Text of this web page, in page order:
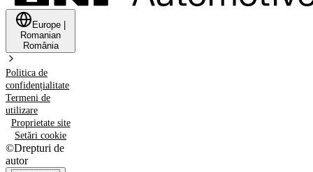
Europe
Romanian
România
Politica de
confidențialitate
Termeni de
utilizare
Proprietate site
Setări cookie
©Drepturi de
autor